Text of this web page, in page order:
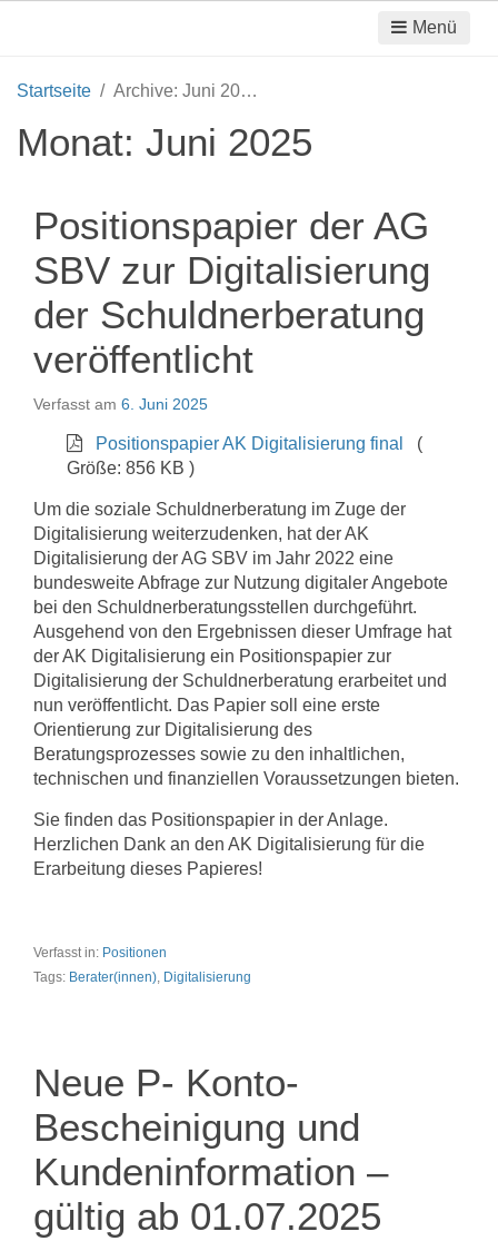
Menü
Startseite Archive: Juni 2025
Monat: Juni 2025
Positionspapier der AG
SBV zur Digitalisierung
der Schuldnerberatung
veröffentlicht
Verfasst am 6. Juni 2025
Positionspapier AK Digitalisierung final
(
Größe: 856 KB )
Um die soziale Schuldnerberatung im Zuge der
Digitalisierung weiterzudenken, hat der AK
Digitalisierung der AG SBV im Jahr 2022 eine
bundesweite Abfrage zur Nutzung digitaler Angebote
bei den Schuldnerberatungsstellen durchgeführt.
Ausgehend von den Ergebnissen dieser Umfrage hat
der AK Digitalisierung ein Positionspapier zur
Digitalisierung der Schuldnerberatung erarbeitet und
nun veröffentlicht. Das Papier soll eine erste
Orientierung zur Digitalisierung des
Beratungsprozesses sowie zu den inhaltlichen,
technischen und finanziellen Voraussetzungen bieten.
Sie finden das Positionspapier in der Anlage.
Herzlichen Dank an den AK Digitalisierung für die
Erarbeitung dieses Papieres!
Verfasst in: Positionen
Tags: Berater(innen), Digitalisierung
Neue P- Konto-
Bescheinigung und
Kundeninformation –
gültig ab 01.07.2025